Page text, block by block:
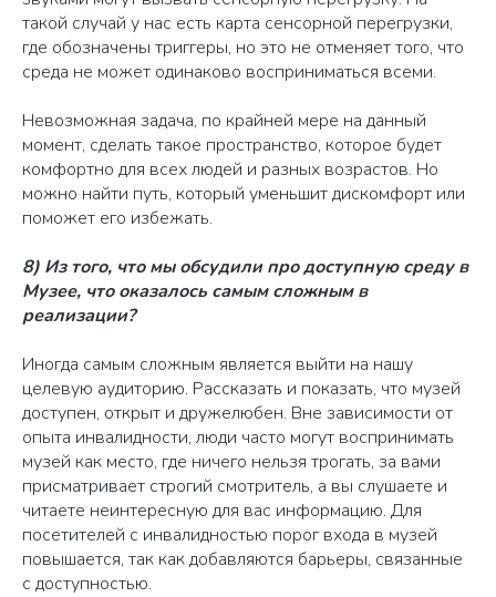
такой случай у нас есть карта сенсорной перегрузки,
где обозначены триггеры, но это не отменяет того, что
среда не может одинаково восприниматься всеми.
Невозможная задача, по крайней мере на данный
момент, сделать такое пространство, которое будет
комфортно для всех людей и разных возрастов. Но
можно найти путь, который уменьшит дискомфорт или
поможет его избежать.
8) Из того, что мы обсудили про доступную среду в
Музее, что оказалось самым сложным в
реализации?
Иногда самым сложным является выйти на нашу
целевую аудиторию. Рассказать и показать, что музей
доступен, открыт и дружелюбен. Вне зависимости от
опыта инвалидности, люди часто могут воспринимать
музей как место, где ничего нельзя трогать, за вами
присматривает строгий смотритель, а вы слушаете и
читаете неинтересную для вас информацию. Для
посетителей с инвалидностью порог входа в музей
повышается, так как добавляются барьеры, связанные
с доступностью.
+7 (495) 933-40-49